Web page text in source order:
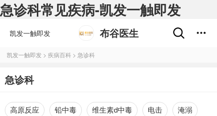
急诊科常见疾病-凯发一触即发
凯发一触即发 布谷医生
凯发一触即发 > 疾病百科 > 急诊科
急诊科
高原反应 铅中毒 维生素d中毒 电击 淹溺